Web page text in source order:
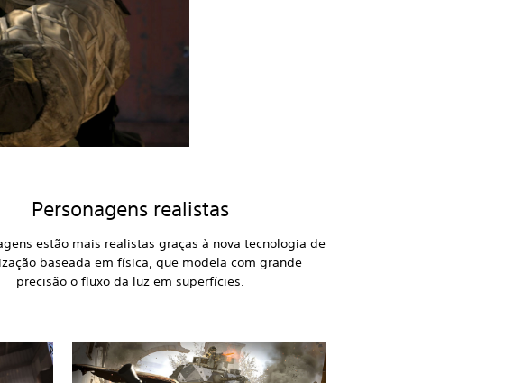
Personagens realistas
estão mais realistas graças à nova tecnologia de
baseada em física, que modela com grande
precisão o fluxo da luz em superfícies.